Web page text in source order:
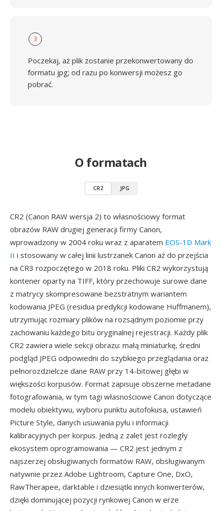
3
Poczekaj, aż plik zostanie przekonwertowany do
formatu jpg; od razu po konwersji możesz go
pobrać.
O formatach
CR2 JPG
CR2 (Canon RAW wersja 2) to własnościowy format
obrazów RAW drugiej generacji firmy Canon,
wprowadzony w 2004 roku wraz z aparatem EOS-1D Mark
II i stosowany w całej linii lustrzanek Canon aż do przejścia
na CR3 rozpoczętego w 2018 roku. Pliki CR2 wykorzystują
kontener oparty na TIFF, który przechowuje surowe dane
z matrycy skompresowane bezstratnym wariantem
kodowania JPEG (residua predykcji kodowane Huffmanem),
utrzymując rozmiary plików na rozsądnym poziomie przy
zachowaniu każdego bitu oryginalnej rejestracji. Każdy plik
CR2 zawiera wiele sekcji obrazu: małą miniaturkę, średni
podgląd JPEG odpowiedni do szybkiego przeglądania oraz
pełnorozdzielcze dane RAW przy 14-bitowej głębi w
większości korpusów. Format zapisuje obszerne metadane
fotografowania, w tym tagi własnościowe Canon dotyczące
modelu obiektywu, wyboru punktu autofokusa, ustawień
Picture Style, danych usuwania pyłu i informacji
kalibracyjnych per korpus. Jedną z zalet jest rozległy
ekosystem oprogramowania — CR2 jest jednym z
najszerzej obsługiwanych formatów RAW, obsługiwanym
natywnie przez Adobe Lightroom, Capture One, DxO,
RawTherapee, darktable i dziesiątki innych konwerterów,
dzięki dominującej pozycji rynkowej Canon w erze